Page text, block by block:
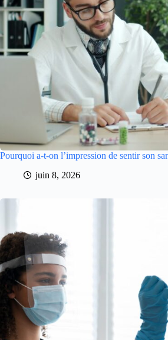
Pourquoi a-t-on l’impression de sentir son
juin 8, 2026